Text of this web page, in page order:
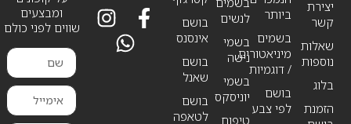
יצירת
קשר
שאלות
נוספות
בלוג
הזמנת
לנשים
בשמי
נישה
בשמי
יוניסקס
טיפוח
ביותר
בשמים
מיניאטורים
/ דוגמיות
בושם
לפי צבע
בושם
אינסנס
בושם
שאנל
בושם
לטאפה
ומבצעים
שווים לפני כולם